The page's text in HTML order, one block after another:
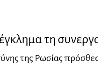
τη
της Ρωσίας